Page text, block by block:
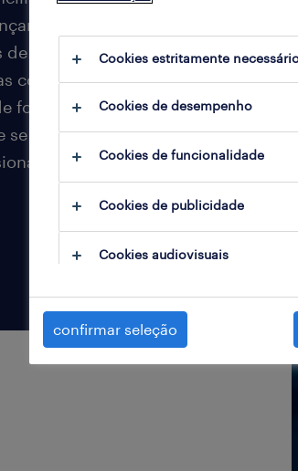
os teus objetivos. Tem acesso
emprego, incluindo funções
com as melhores empresas do
formação contínua por parte de
se preocupa com o teu bem-
Cookies estritamente
Cookies de desempenho
Cookies de funcionalidade
Cookies de publicidade
Cookies audiovisuais
confirmar seleção